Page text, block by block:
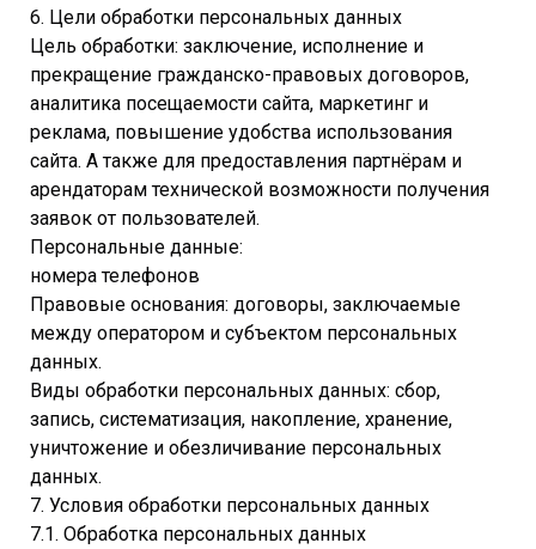
6. Цели обработки персональных данных
Цель обработки: заключение, исполнение и
прекращение гражданско-правовых договоров,
аналитика посещаемости сайта, маркетинг и
реклама, повышение удобства использования
сайта. А также для предоставления партнёрам и
арендаторам технической возможности получения
заявок от пользователей.
Персональные данные:
номера телефонов
Правовые основания: договоры, заключаемые
между оператором и субъектом персональных
данных.
Виды обработки персональных данных: сбор,
запись, систематизация, накопление, хранение,
уничтожение и обезличивание персональных
данных.
7. Условия обработки персональных данных
7.1. Обработка персональных данных